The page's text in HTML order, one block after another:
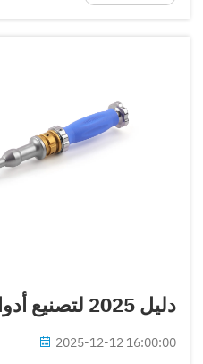
دليل 2025 لتصنيع أدوات جراحة العظام
2025-12-12 16:00:00